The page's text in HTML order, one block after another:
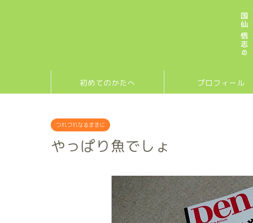
初めてのかたへ プロフィール
つれづれなるままに
やっぱり魚でしょ